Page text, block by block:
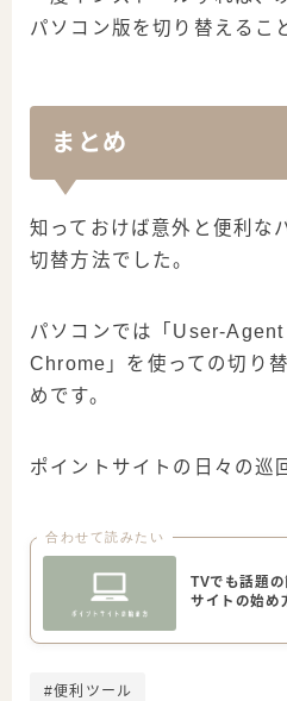
パソコン版を切り替えるこ
まとめ
知っておけば意外と便利な
切替方法でした。
パソコンでは「User-
Chrome」を使っての切り
めです。
ポイントサイトの日々の巡
合わせて読みたい
TVでも話題
サイトの始め
#便利ツール